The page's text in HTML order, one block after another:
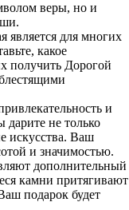
веры, но и
является для многих
какое
получить Дорогой
и
дарите не только
искусства. Ваш
и значимостью.
дополнительный
камни притягивают
подарок будет